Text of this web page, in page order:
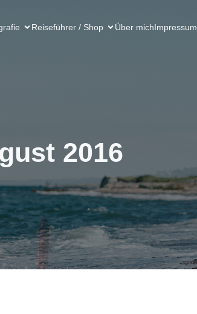
Reiseführer / Shop Über michImpressum
2016